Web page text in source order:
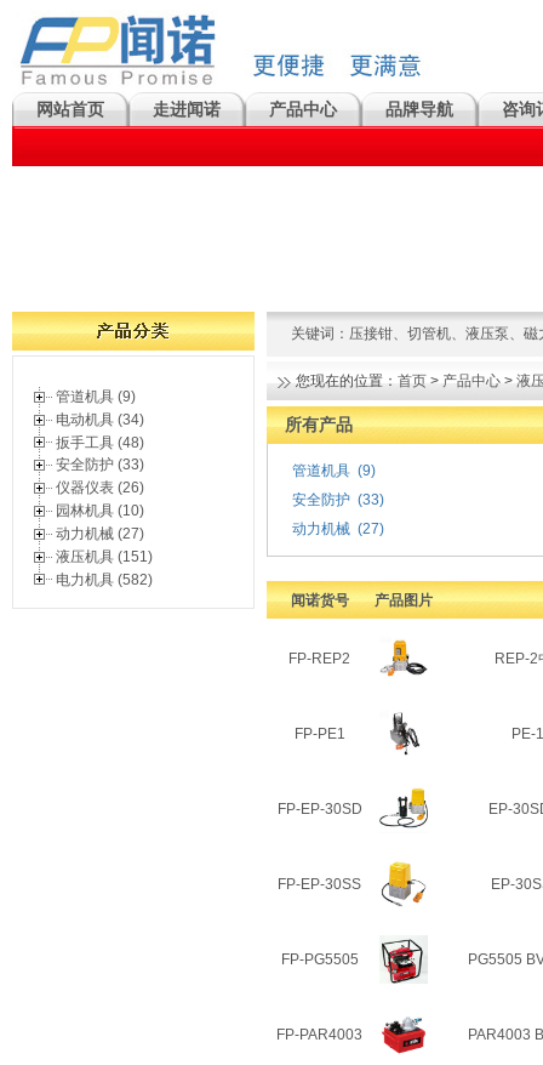
网站首页 走进闻诺 产品中心 品牌导航 咨询
管道机具 (9)
电动机具 (34)
扳手工具 (48)
安全防护 (33)
仪器仪表 (26)
园林机具 (10)
动力机械 (27)
液压机具 (151)
电力机具 (582)
关键词： 压接钳、 切管机、 液压泵、 磁
您现在的位置： 首页 > 产品中心 > 液
所有产品
管道机具 (9)
安全防护 (33)
动力机械 (27)
闻诺货号 产品图片
FP-REP2 REP-
FP-PE1 PE-
FP-EP-30SD EP-
FP-EP-30SS EP-
FP-PG5505 PG5505
FP-PAR4003 PAR4003